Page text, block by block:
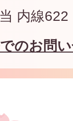
内線
のお問